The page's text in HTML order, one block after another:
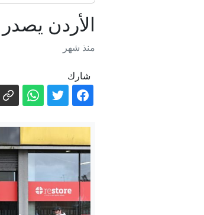
الأردن
منذ شهر
شارك